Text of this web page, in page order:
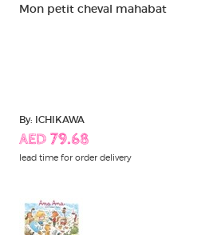
Mon petit cheval mahabat
By: ICHIKAWA
AED 79.68
lead time for order delivery